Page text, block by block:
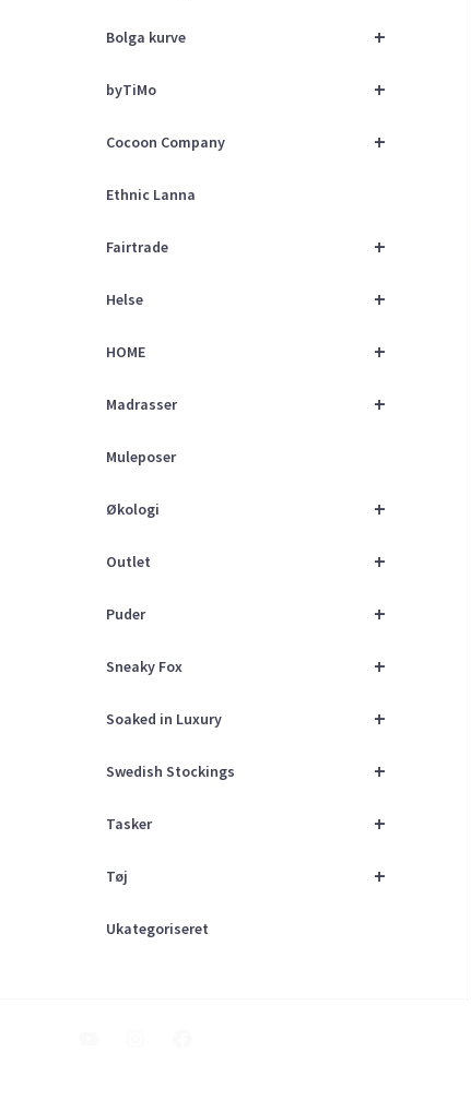
+
Bolga kurve
+
byTiMo
+
Cocoon Company
Ethnic Lanna
+
Fairtrade
+
Helse
+
HOME
+
Madrasser
Muleposer
+
Økologi
+
Outlet
+
Puder
+
Sneaky Fox
+
Soaked in Luxury
+
Swedish Stockings
+
Tasker
+
Tøj
Ukategoriseret